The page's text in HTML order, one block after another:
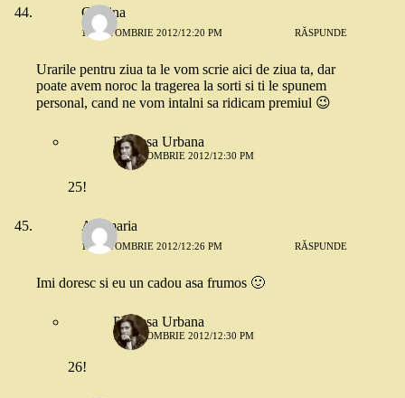
Cristina
18 OCTOMBRIE 2012/12:20 PM RĂSPUNDE
Urarile pentru ziua ta le vom scrie aici de ziua ta, dar
poate avem noroc la tragerea la sorti si ti le spunem
personal, cand ne vom intalni sa ridicam premiul 😉
Printesa Urbana
18 OCTOMBRIE 2012/12:30 PM
25!
Anamaria
18 OCTOMBRIE 2012/12:26 PM RĂSPUNDE
Imi doresc si eu un cadou asa frumos 🙂
Printesa Urbana
18 OCTOMBRIE 2012/12:30 PM
26!